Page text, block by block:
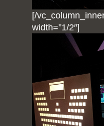
[/
width=”1/2″]